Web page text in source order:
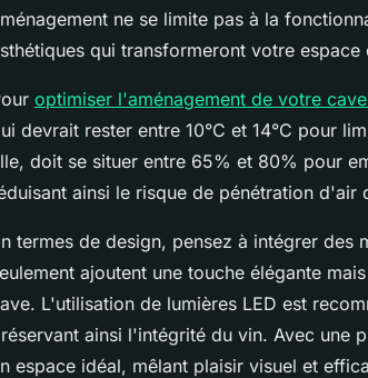
ne se limite pas à la
qui transformeront votre
optimiser l'aménagement de votre
devrait rester entre 10°C et 14°C pour
doit se situer entre 65% et 80% pour
ainsi le risque de pénétration d'air
termes de design, pensez à intégrer des
ajoutent une touche élégante
L'utilisation de lumières LED est
ainsi l'intégrité du vin. Avec une
espace idéal, mêlant plaisir visuel et